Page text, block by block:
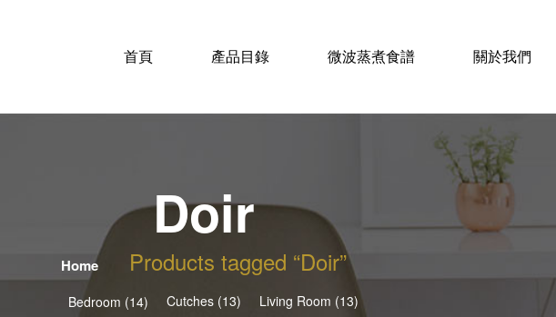
首頁 產品目錄 微波蒸煮食譜 關於我們
Doir
Home Products tagged “Doir”
Bedroom (14) Cutches (13) Living Room (13)